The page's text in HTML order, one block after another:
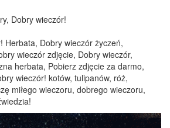
Dobry wieczór!
Herbata, Dobry wieczór życzeń,
wieczór zdjęcie, Dobry wieczór,
herbata, Pobierz zdjęcie za darmo,
wieczór! kotów, tulipanów, róż,
miłego wieczoru, dobrego wieczoru,